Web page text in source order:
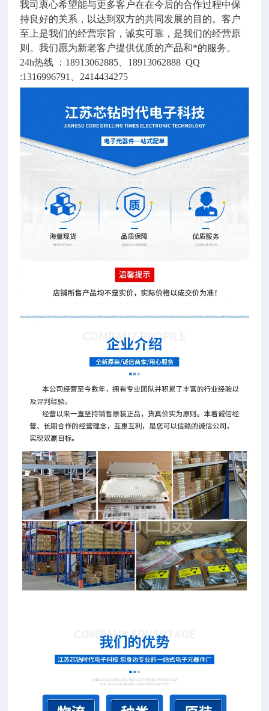
我司衷心希望能与更多客户在在今后的合作过程中保
持良好的关系，以达到双方的共同发展的目的。客户
至上是我们的经营宗旨，诚实可靠，是我们的经营原
则。我们愿为新老客户提供优质的产品和*的服务。
24h热线 ： 18913062885
18913062888 QQ
:1316996791
2414434275